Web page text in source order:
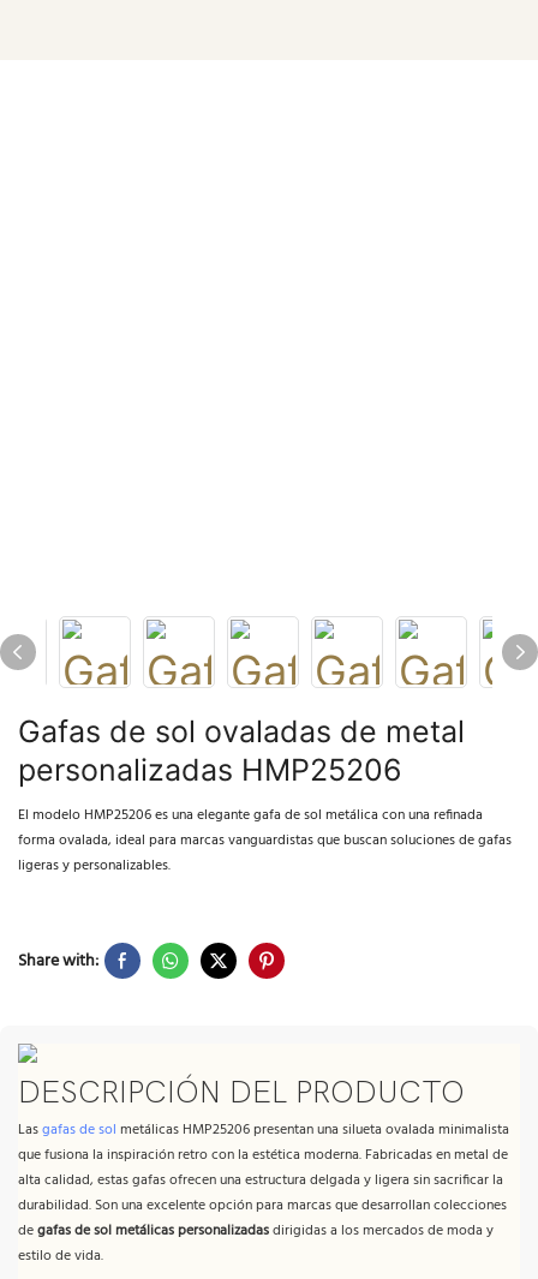
Gafas de sol ovaladas de metal
personalizadas HMP25206
El modelo HMP25206 es una elegante gafa de sol metálica con una refinada
forma ovalada, ideal para marcas vanguardistas que buscan soluciones de gafas
ligeras y personalizables.
Share with:
DESCRIPCIÓN DEL PRODUCTO
Lasgafas de sol metálicas HMP25206 presentan una silueta ovalada minimalista
que fusiona la inspiración retro con la estética moderna. Fabricadas en metal de
alta calidad, estas gafas ofrecen una estructura delgada y ligera sin sacrificar la
durabilidad. Son una excelente opción para marcas que desarrollan colecciones
degafas de sol metálicas personalizadasdirigidas a los mercados de moda y
estilo de vida.